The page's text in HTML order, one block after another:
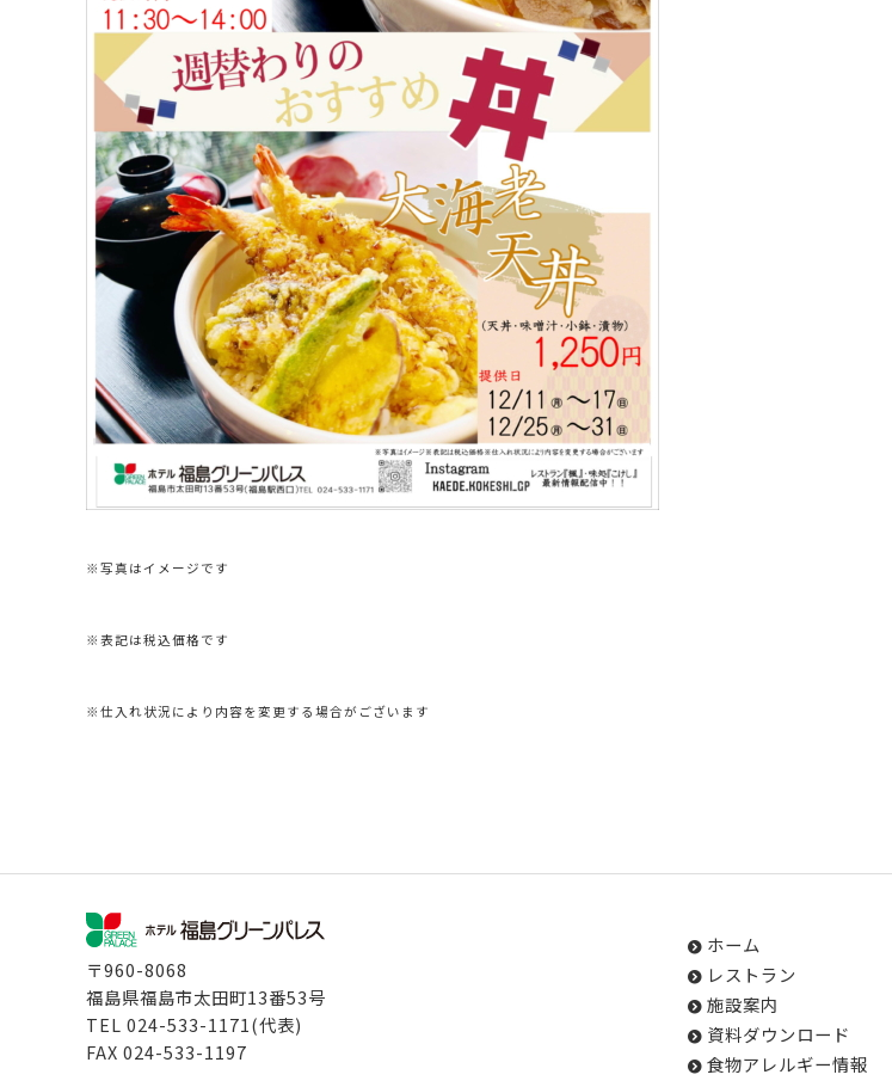
※写真はイメージです
※表記は税込価格です
※仕入れ状況により内容を変更する場合がございます
〒960-8068
福島県福島市太田町13番53号
TEL 024-533-1171(代表)
FAX 024-533-1197
ホーム
レストラン
施設案内
資料ダウンロード
食物アレルギー情報